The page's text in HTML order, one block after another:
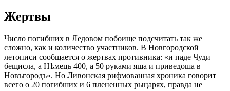
Жертвы
Число погибших в Ледовом побоище подсчитать так же
сложно, как и количество участников. В Новгородской
летописи сообщается о жертвах противника: «и паде Чуди
бещисла, а Нѣмець 400, а 50 руками яша и приведоша в
Новъгородъ». Но Ливонская рифмованная хроника говорит
всего о 20 погибших и 6 плененных рыцарях, правда не